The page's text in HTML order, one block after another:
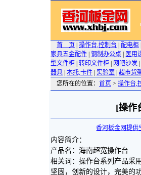
首 页 操作台,控制台 配电柜
家具五金配件 钢制办公桌 医用
型文件柜 转印文件柜 网吧沙发
器具 木托,卡件 实验室 超市货
您所在的位置： 首页 > 操作台,
[操作
香河板金网提供
内容简介：
产品名：海南超宽操作台
相关词：操作台系列产品采
坚固，创新的设计，完美的